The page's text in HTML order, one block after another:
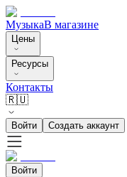
МузыкаВ магазине
Цены
Ресурсы
Контакты
🇷🇺
Войти Создать аккаунт
Войти